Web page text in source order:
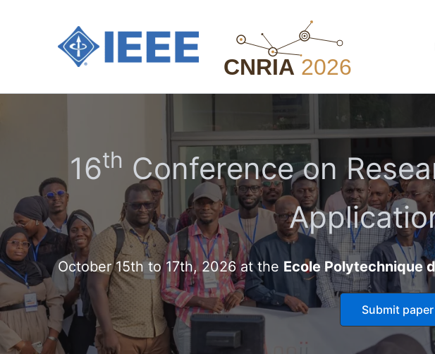
16th Conference on
October 15th to 17th, 2026 at the Ecole Polytechnique
Submit paper